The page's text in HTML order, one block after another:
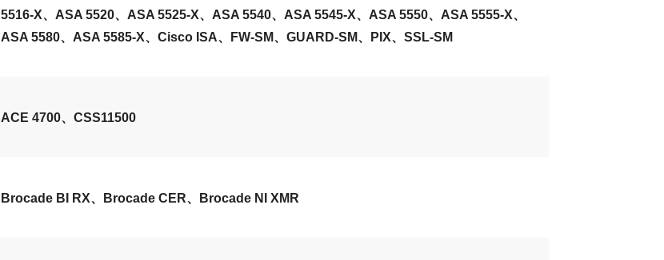
5516-X、ASA 5520、ASA 5525-X、ASA 5540、ASA 5545-X、ASA 5550、ASA 5555-X、
ASA 5580、ASA 5585-X、Cisco ISA、FW-SM、GUARD-SM、PIX、SSL-SM
ACE 4700、CSS11500
Brocade BI RX、Brocade CER、Brocade NI XMR